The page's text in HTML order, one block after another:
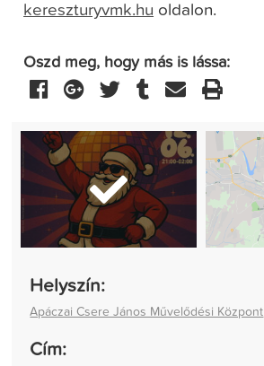
kereszturyvmk.hu oldalon.
Oszd meg, hogy más is lássa:
Helyszín:
Apáczai Csere János Művelődési Központ
Cím: